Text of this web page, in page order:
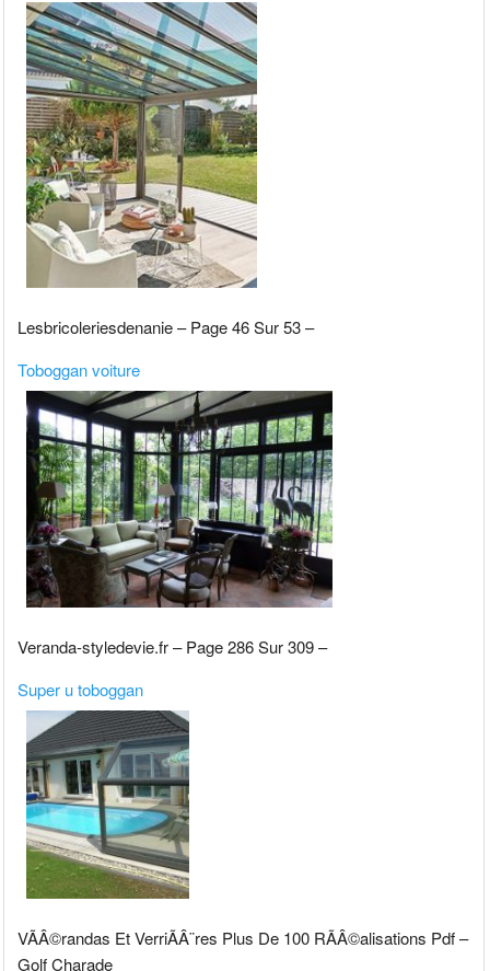
Lesbricoleriesdenanie – Page 46 Sur 53 –
Toboggan voiture
Veranda-styledevie.fr – Page 286 Sur 309 –
Super u toboggan
VÃÂ©randas Et VerriÃÂ¨res Plus De 100 RÃÂ©alisations Pdf –
Golf Charade